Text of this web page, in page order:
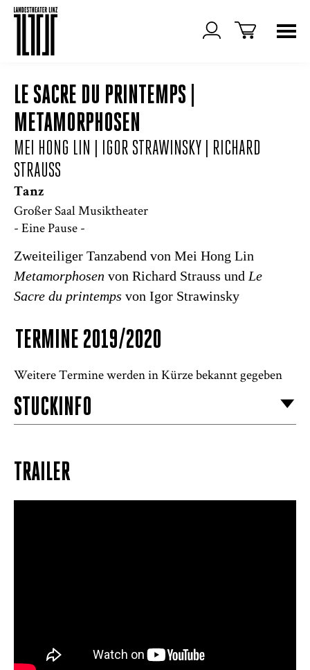
LE SACRE DU PRINTEMPS |
METAMORPHOSEN
MEI HONG LIN | IGOR STRAWINSKY | RICHARD
STRAUSS
Tanz
Großer Saal Musiktheater
- Eine Pause -
Zweiteiliger Tanzabend von Mei Hong Lin
Metamorphosen von Richard Strauss und Le
Sacre du printemps von Igor Strawinsky
TERMINE 2019/2020
Weitere Termine werden in Kürze bekannt gegeben
STÜCKINFO
TRAILER